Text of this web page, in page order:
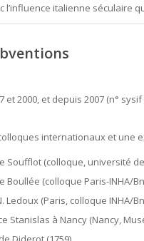
italienne séculaire
et 2000, et depuis 2007 (n° sysif
internationaux et une
Soufflot (colloque, université
(colloque Paris-INHA/
(Paris, colloque INHA/
à Nancy (Nancy,